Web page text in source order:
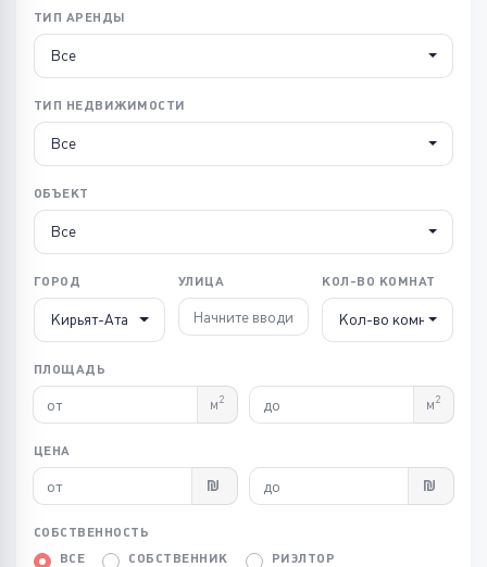
ТИП АРЕНДЫ
Все
ТИП НЕДВИЖИМОСТИ
Все
ОБЪЕКТ
Все
ГОРОД
Кирьят-Ата
УЛИЦА КОЛ-ВО КОМНАТ
Кол-во комнат
ПЛОЩАДЬ
м2 м2
ЦЕНА
СОБСТВЕННОСТЬ
ВСЕ
СОБСТВЕННИК РИЭЛТОР